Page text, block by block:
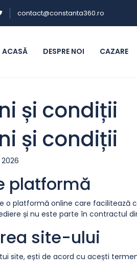
contact@constanta360.ro
ACASĂ DESPRE NOI CAZARE
și condiții
și condiții
platformă
o platformă online care facilitează
și nu este parte în contractul
site-ului
site, ești de acord cu acești